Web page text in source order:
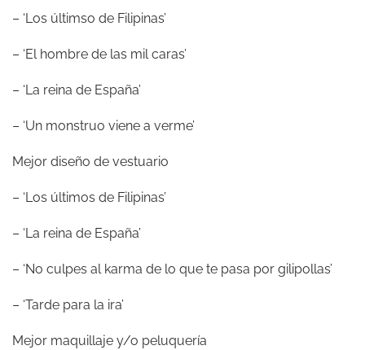
– ‘Los últimso de Filipinas’
– ‘El hombre de las mil caras’
– ‘La reina de España’
– ‘Un monstruo viene a verme’
Mejor diseño de vestuario
– ‘Los últimos de Filipinas’
– ‘La reina de España’
– ‘No culpes al karma de lo que te pasa por gilipollas’
– ‘Tarde para la ira’
Mejor maquillaje y/o peluquería